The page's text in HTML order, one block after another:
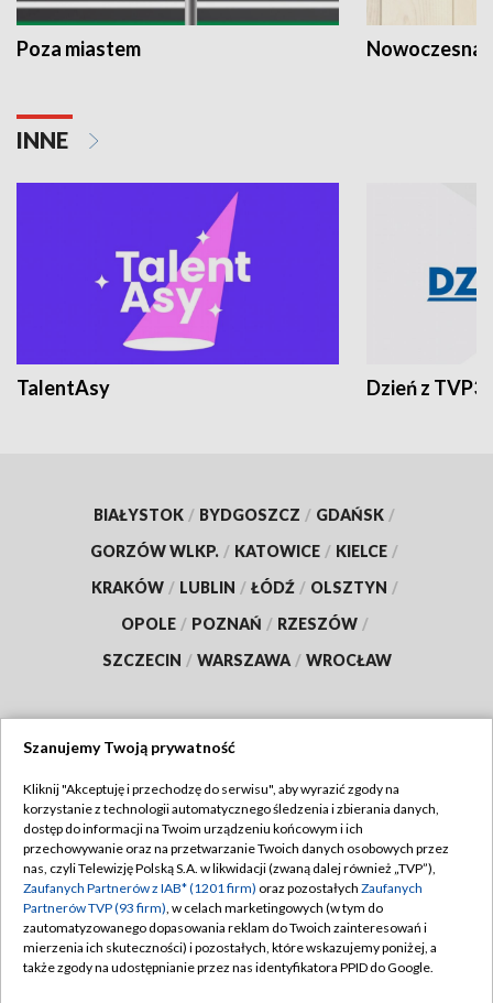
Poza miastem Nowoczesna
INNE
TalentAsy Dzień z TVP3
BIAŁYSTOK / BYDGOSZCZ / GDAŃSK /
GORZÓW WLKP. / KATOWICE / KIELCE /
KRAKÓW / LUBLIN / ŁÓDŹ / OLSZTYN /
OPOLE / POZNAŃ / RZESZÓW /
SZCZECIN / WARSZAWA / WROCŁAW
TVP
Abonament TVP
Emisja w TVP
Centrum informacji TVP
Naziemna Telewizja Cyfrowa
Regulamin TVP
Polityka prywatności
Moje zgody
Pomoc
Szanujemy Twoją prywatność
Kliknij "Akceptuję i przechodzę do serwisu", aby wyrazić zgody na
korzystanie z technologii automatycznego śledzenia i zbierania danych,
dostęp do informacji na Twoim urządzeniu końcowym i ich
przechowywanie oraz na przetwarzanie Twoich danych osobowych przez
nas, czyli Telewizję Polską S.A. w likwidacji (zwaną dalej również „TVP”),
Zaufanych Partnerów z IAB* (1201 firm) oraz pozostałych Zaufanych
Partnerów TVP (93 firm), w celach marketingowych (w tym do
zautomatyzowanego dopasowania reklam do Twoich zainteresowań i
mierzenia ich skuteczności) i pozostałych, które wskazujemy poniżej, a
także zgody na udostępnianie przez nas identyfikatora PPID do Google.